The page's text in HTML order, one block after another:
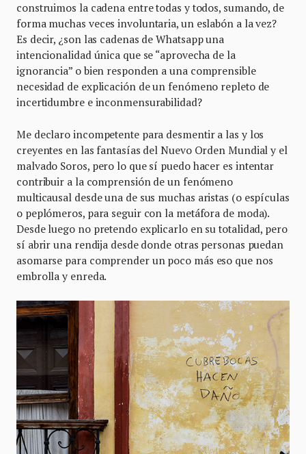
construimos la cadena entre todas y todos, sumando, de
forma muchas veces involuntaria, un eslabón a la vez?
Es decir, ¿son las cadenas de Whatsapp una
intencionalidad única que se “aprovecha de la
ignorancia” o bien responden a una comprensible
necesidad de explicación de un fenómeno repleto de
incertidumbre e inconmensurabilidad?
Me declaro incompetente para desmentir a las y los
creyentes en las fantasías del Nuevo Orden Mundial y el
malvado Soros, pero lo que sí puedo hacer es intentar
contribuir a la comprensión de un fenómeno
multicausal desde una de sus muchas aristas (o espículas
o peplómeros, para seguir con la metáfora de moda).
Desde luego no pretendo explicarlo en su totalidad, pero
sí abrir una rendija desde donde otras personas puedan
asomarse para comprender un poco más eso que nos
embrolla y enreda.